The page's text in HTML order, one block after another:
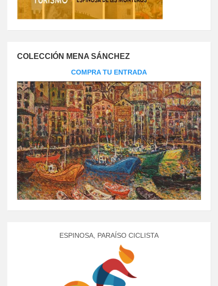
COLECCIÓN MENA SÁNCHEZ
COMPRA TU ENTRADA
ESPINOSA, PARAÍSO CICLISTA